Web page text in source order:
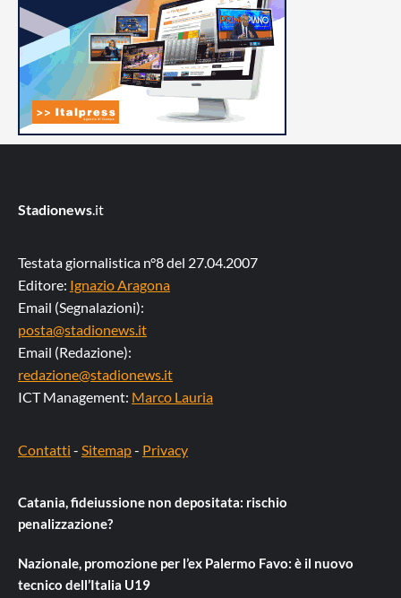
Stadionews.it
Testata giornalistica n°8 del 27.04.2007
Editore: Ignazio Aragona
Email (Segnalazioni):
posta@stadionews.it
Email (Redazione):
redazione@stadionews.it
ICT Management: Marco Lauria
Contatti - Sitemap- Privacy
Catania, fideiussione non depositata: rischio
penalizzazione?
Nazionale, promozione per l’ex Palermo Favo: è il nuovo
tecnico dell’Italia U19